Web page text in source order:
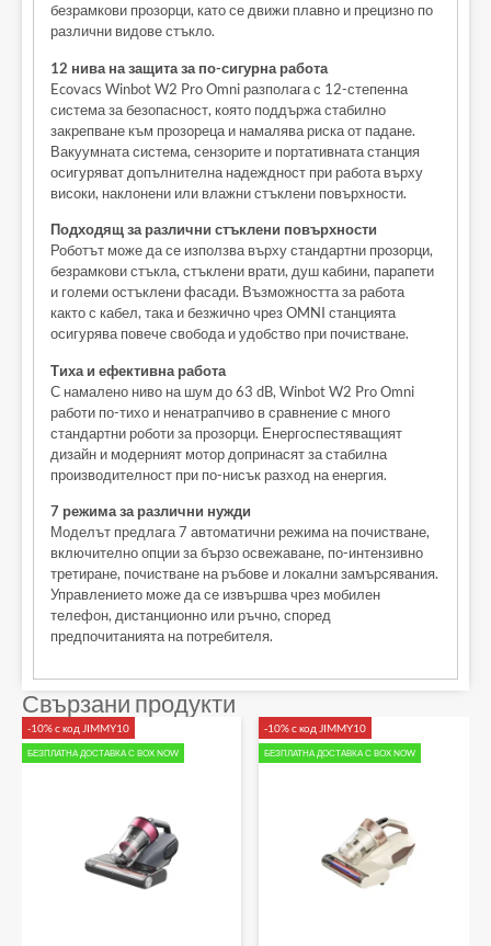
безрамкови прозорци, като се движи плавно и прецизно по
различни видове стъкло.
12 нива на защита за по-сигурна работа
Ecovacs Winbot W2 Pro Omni разполага с 12-степенна
система за безопасност, която поддържа стабилно
закрепване към прозореца и намалява риска от падане.
Вакуумната система, сензорите и портативната станция
осигуряват допълнителна надеждност при работа върху
високи, наклонени или влажни стъклени повърхности.
Подходящ за различни стъклени повърхности
Роботът може да се използва върху стандартни прозорци,
безрамкови стъкла, стъклени врати, душ кабини, парапети
и големи остъклени фасади. Възможността за работа
както с кабел, така и безжично чрез OMNI станцията
осигурява повече свобода и удобство при почистване.
Тиха и ефективна работа
С намалено ниво на шум до 63 dB, Winbot W2 Pro Omni
работи по-тихо и ненатрапчиво в сравнение с много
стандартни роботи за прозорци. Енергоспестяващият
дизайн и модерният мотор допринасят за стабилна
производителност при по-нисък разход на енергия.
7 режима за различни нужди
Моделът предлага 7 автоматични режима на почистване,
включително опции за бързо освежаване, по-интензивно
третиране, почистване на ръбове и локални замърсявания.
Управлението може да се извършва чрез мобилен
телефон, дистанционно или ръчно, според
предпочитанията на потребителя.
Свързани продукти
-10% с код JIMMY10
БЕЗПЛАТНА ДОСТАВКА С BOX NOW
-10% с код JIMMY10
БЕЗПЛАТНА ДОСТАВКА С BOX NOW